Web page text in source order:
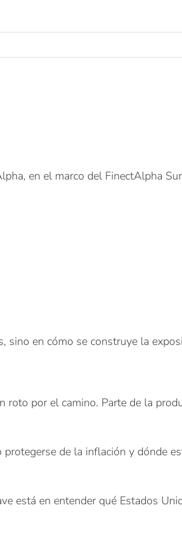
en el marco del FinectAlpha
sino en cómo se construye la
roto por el camino. Parte de la
de la inflación y dónde
está en entender qué Estados